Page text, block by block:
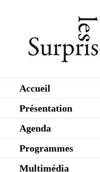
Accueil
Présentation
Agenda
Programmes
Multimédia